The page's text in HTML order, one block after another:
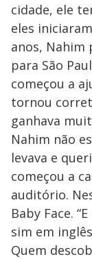
cidade, ele
eles
anos, Nahim
para São
começou a
tornou
ganhava
Nahim não
levava e
começou a
auditório.
Baby Face.
sim em
Quem